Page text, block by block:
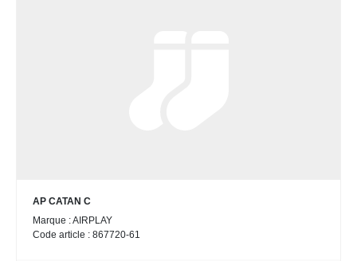
AP CATAN C
Marque : AIRPLAY
Code article : 867720-61